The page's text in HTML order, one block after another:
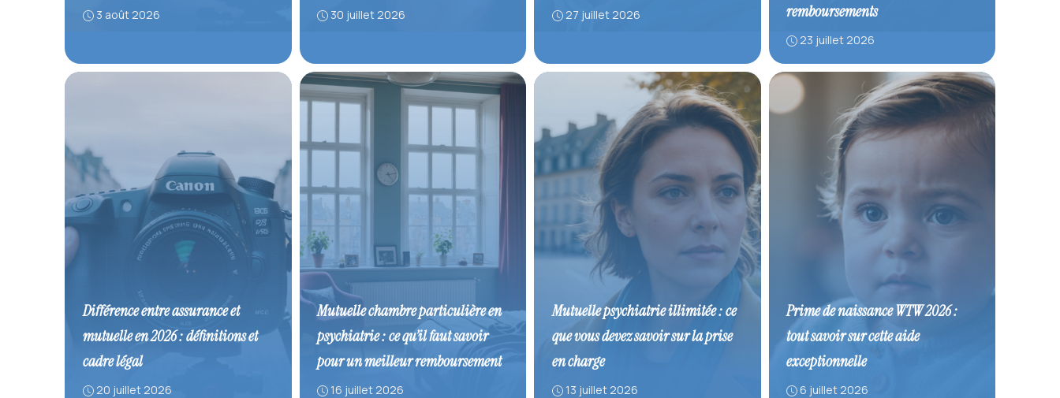
3 août 2026 30 juillet 2026 27 juillet 2026
remboursements
23 juillet 2026
Différence entre assurance et
mutuelle en 2026 : définitions et
cadre légal
20 juillet 2026
Mutuelle chambre particulière en
psychiatrie : ce qu’il faut savoir
pour un meilleur remboursement
16 juillet 2026
Mutuelle psychiatrie illimitée : ce
que vous devez savoir sur la prise
en charge
13 juillet 2026
Prime de naissance WTW 2026 :
tout savoir sur cette aide
exceptionnelle
6 juillet 2026